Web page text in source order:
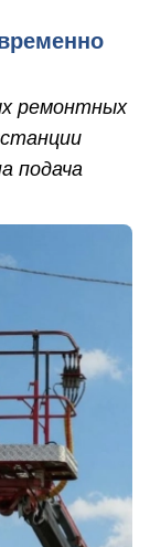
ремонтных
подача